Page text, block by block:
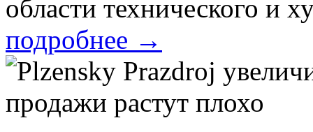
области технического и
подробнее →